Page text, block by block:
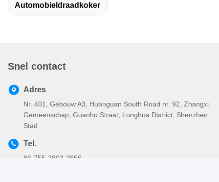
Automobieldraadkoker
Snel contact
Adres
Nr. 401, Gebouw A3, Huanguan South Road nr. 92, Zhangxi
Gemeenschap, Guanhu Straat, Longhua District, Shenzhen
Stad
Tel.
86-755-2803-2656